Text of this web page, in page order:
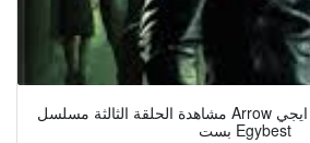
مشاهدة الحلقة الثالثة مسلسل Arrow الموسم الثانى مترجمة ايجي
بست Egybest